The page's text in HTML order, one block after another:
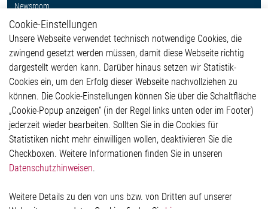
Newsroom
Weitere Links
Glossar
Kontakt
Hinweisgeberschutzsystem
Impressum
Datenschutzerklärung
Cookie-Popup anzeigen
Elmos Semiconductor SE
Cookie-Einstellungen
Unsere Webseite verwendet technisch notwendige Cookies, die
zwingend gesetzt werden müssen, damit diese Webseite richtig
dargestellt werden kann. Darüber hinaus setzen wir Statistik-
Cookies ein, um den Erfolg dieser Webseite nachvollziehen zu
können. Die Cookie-Einstellungen können Sie über die Schaltfläche
„Cookie-Popup anzeigen“ (in der Regel links unten oder im Footer)
jederzeit wieder bearbeiten. Sollten Sie in die Cookies für
Statistiken nicht mehr einwilligen wollen, deaktivieren Sie die
Checkboxen. Weitere Informationen finden Sie in unseren
Datenschutzhinweisen.
Weitere Details zu den von uns bzw. von Dritten auf unserer